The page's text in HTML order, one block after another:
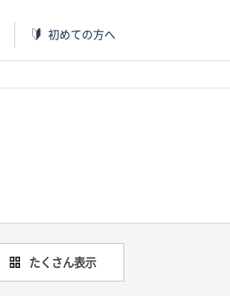
初めての方へ
たくさん表示